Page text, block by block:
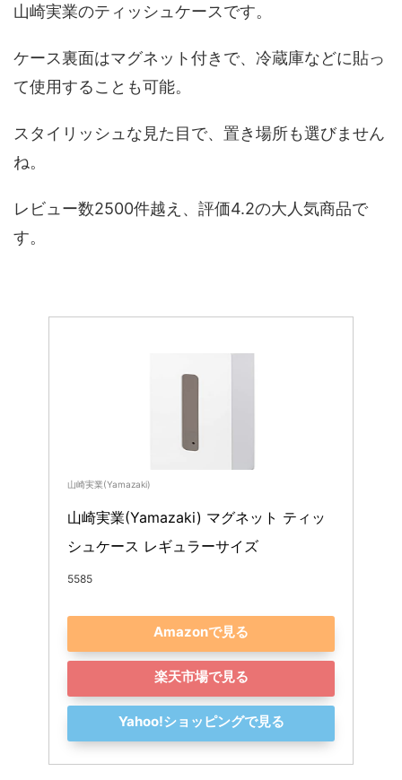
山崎実業のティッシュケースです。
ケース裏面はマグネット付きで、冷蔵庫などに貼っ
て使用することも可能。
スタイリッシュな見た目で、置き場所も選びません
ね。
レビュー数2500件越え、評価4.2の大人気商品で
す。
山崎実業(Yamazaki)
山崎実業(Yamazaki) マグネット ティッ
5585
Amazonで見る
楽天市場で見る
Yahoo!ショッピングで見る